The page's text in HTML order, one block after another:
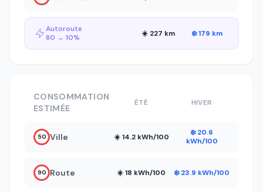
Autoroute
80 → 10%
☀️ 227 km ❄️ 179 km
CONSOMMATION
ESTIMÉE
ÉTÉ HIVER
50 Ville ☀️ 14.2 kWh/100
❄️ 20.6
kWh/100
90 Route ☀️ 18 kWh/100 ❄️ 23.9 kWh/100